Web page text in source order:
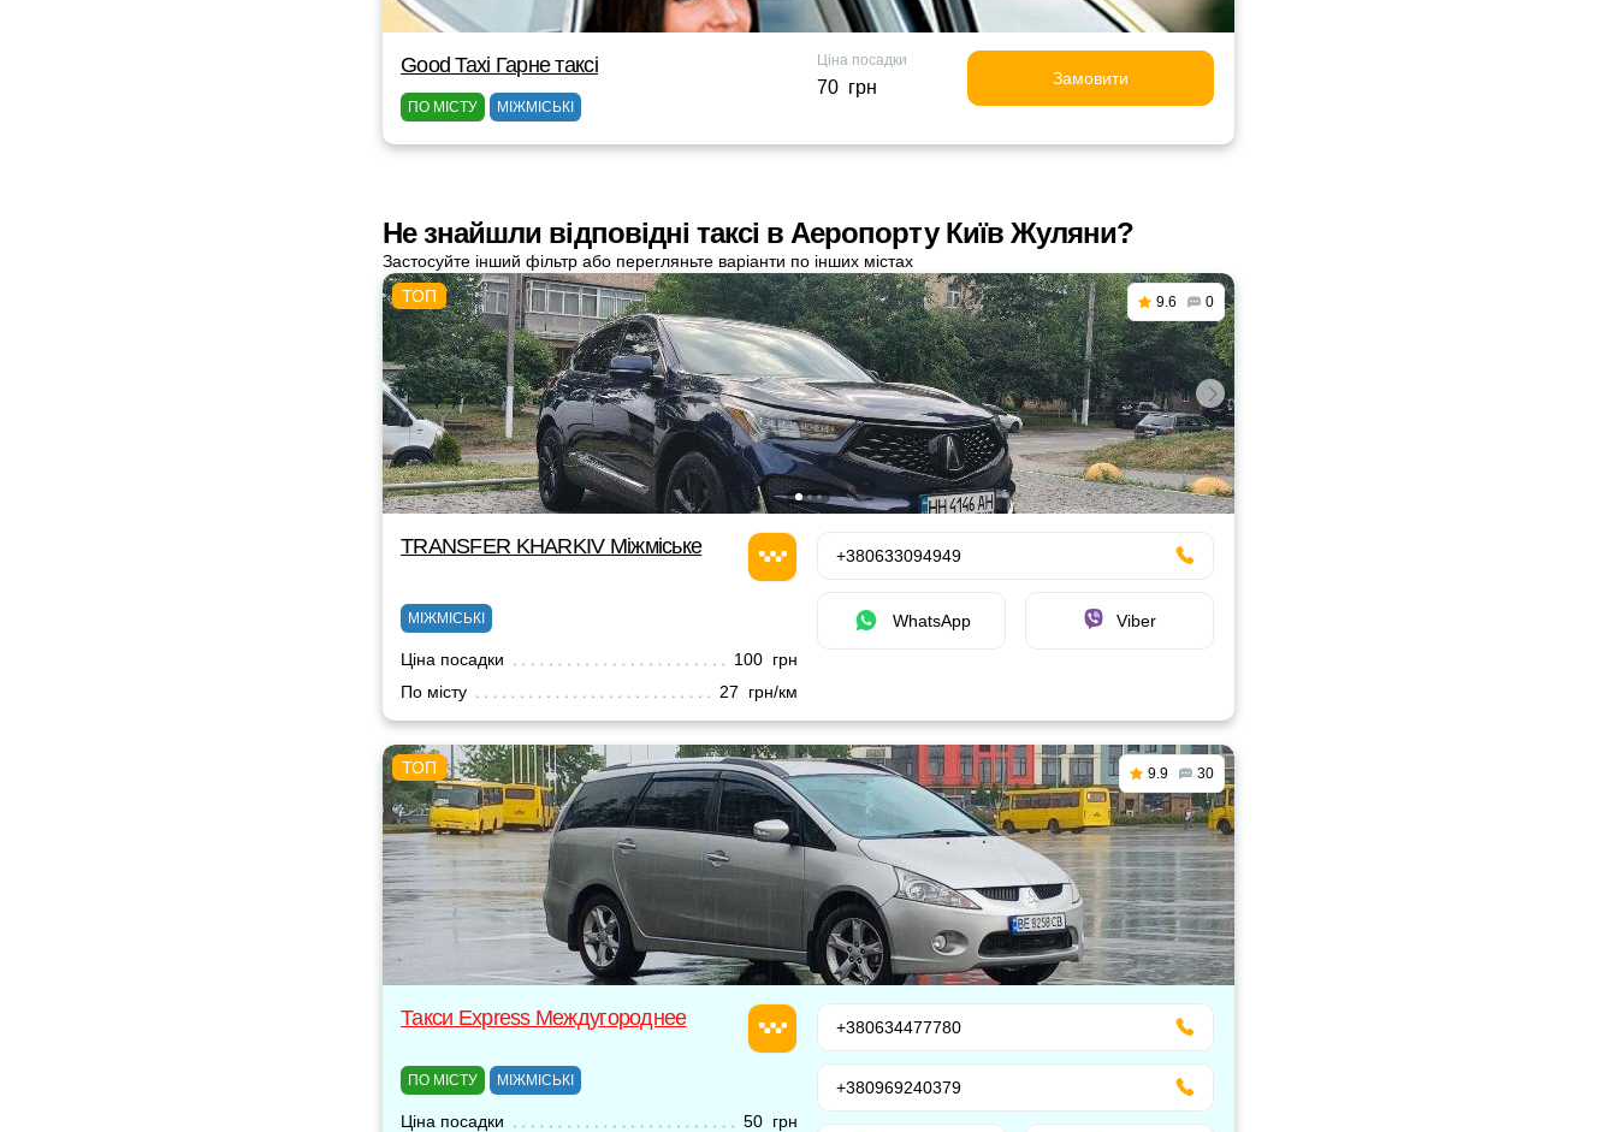
Good Taxi Гарне таксi
ПО МІСТУ МІЖМІСЬКІ
Ціна посадки
70 грн Замовити
Не знайшли відповідні таксі в Аеропорту Київ Жуляни?
Застосуйте інший фільтр або перегляньте варіанти по інших містах
9.6 0
TRANSFER KHARKIV Міжміське
МІЖМІСЬКІ
Ціна посадки
100 грн
По місту
27 грн/км
+380633094949
WhatsApp Viber
9.9 30
Такси Express Междугороднее
ПО МІСТУ МІЖМІСЬКІ
Ціна посадки
50 грн
+380634477780
+380969240379